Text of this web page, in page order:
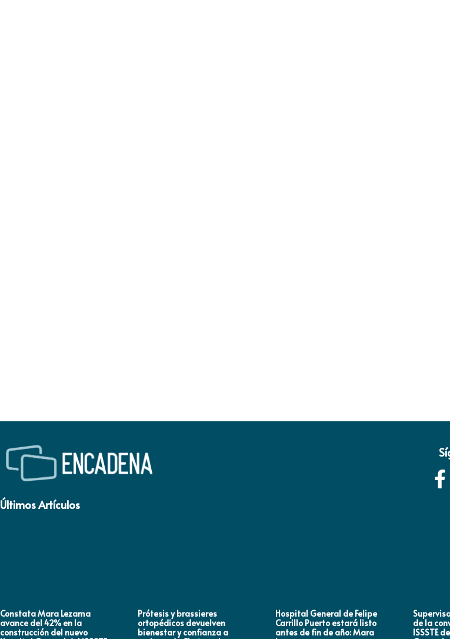
Últimos Artículos
Constata Mara Lezama
avance del 42% en la
construcción del nuevo
Prótesis y brassieres
ortopédicos devuelven
bienestar y confianza a
Hospital General de Felipe
Carrillo Puerto estará listo
antes de fin de año: Mara
de la
ISSSTE